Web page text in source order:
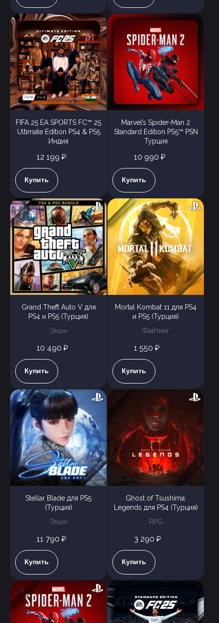
FIFA 25 EA SPORTS FC™ 25
Ultimate Edition PS4 & PS5
Индия
12 199 ₽
Купить
Marvel’s Spider-Man 2
Standard Edition PS5™ PSN
Турция
10 990 ₽
Купить
Grand Theft Auto V для
PS4 и PS5 (Турция)
Экшн
10 490 ₽
Купить
Mortal Kombat 11 для PS4
и PS5 (Турция)
Файтинг
1 550 ₽
Купить
Stellar Blade для PS5
(Турция)
Экшн
11 790 ₽
Купить
Ghost of Tsushima:
Legends для PS4 (Турция)
RPG
3 290 ₽
Купить